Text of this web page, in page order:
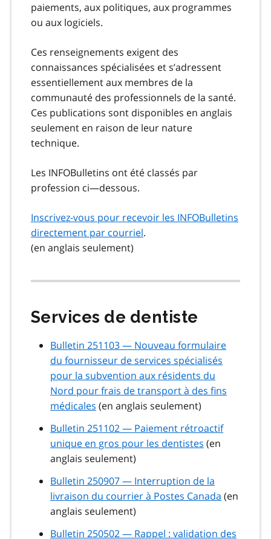
paiements, aux politiques, aux programmes
ou aux logiciels.
Ces renseignements exigent des
connaissances spécialisées et s’adressent
essentiellement aux membres de la
communauté des professionnels de la santé.
Ces publications sont disponibles en anglais
seulement en raison de leur nature
technique.
Les INFOBulletins ont été classés par
profession ci—dessous.
Inscrivez-vous pour recevoir les INFOBulletins
directement par courriel.
(en anglais seulement)
Services de dentiste
Bulletin 251103 — Nouveau formulaire
du fournisseur de services spécialisés
pour la subvention aux résidents du
Nord pour frais de transport à des fins
médicales (en anglais seulement)
Bulletin 251102 — Paiement rétroactif
unique en gros pour les dentistes (en
anglais seulement)
Bulletin 250907 — Interruption de la
livraison du courrier à Postes Canada (en
anglais seulement)
Bulletin 250502 — Rappel : validation des